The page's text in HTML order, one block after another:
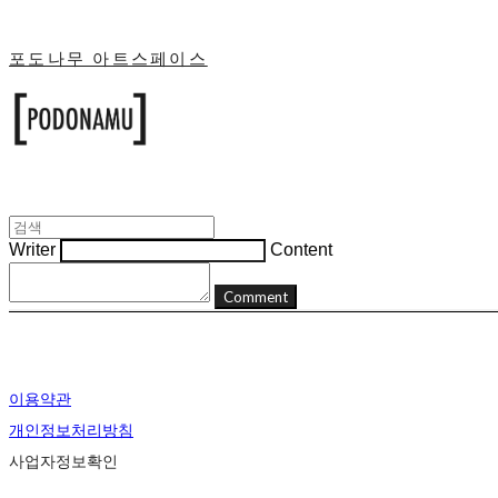
포도나무 아트스페이스
Writer Content
Comment
이용약관
개인정보처리방침
사업자정보확인